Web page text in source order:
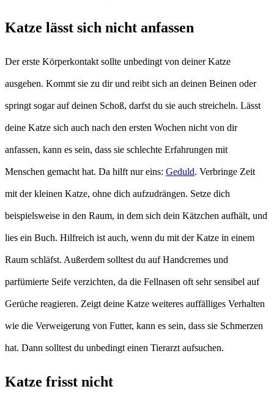
Katze lässt sich nicht anfassen
Der erste Körperkontakt sollte unbedingt von deiner Katze
ausgehen. Kommt sie zu dir und reibt sich an deinen Beinen oder
springt sogar auf deinen Schoß, darfst du sie auch streicheln. Lässt
deine Katze sich auch nach den ersten Wochen nicht von dir
anfassen, kann es sein, dass sie schlechte Erfahrungen mit
Menschen gemacht hat. Da hilft nur eins: Geduld. Verbringe Zeit
mit der kleinen Katze, ohne dich aufzudrängen. Setze dich
beispielsweise in den Raum, in dem sich dein Kätzchen aufhält, und
lies ein Buch. Hilfreich ist auch, wenn du mit der Katze in einem
Raum schläfst. Außerdem solltest du auf Handcremes und
parfümierte Seife verzichten, da die Fellnasen oft sehr sensibel auf
Gerüche reagieren. Zeigt deine Katze weiteres auffälliges Verhalten
wie die Verweigerung von Futter, kann es sein, dass sie Schmerzen
hat. Dann solltest du unbedingt einen Tierarzt aufsuchen.
Katze frisst nicht